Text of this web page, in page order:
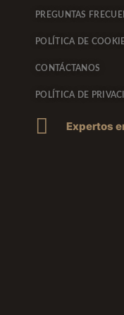
PREGUNTAS
POLÍTICA DE
CONTÁCTANOS
POLÍTICA DE
Expertos